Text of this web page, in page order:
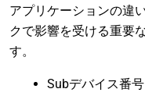
アプリケーションの違
クで影響を受ける重要
す。
Subデバイス番号